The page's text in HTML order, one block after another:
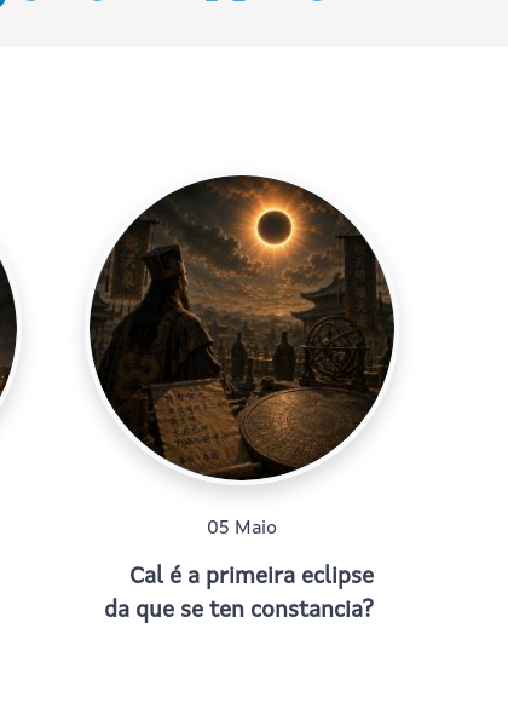
05 Maio
Cal é a primeira eclipse
da que se ten constancia?